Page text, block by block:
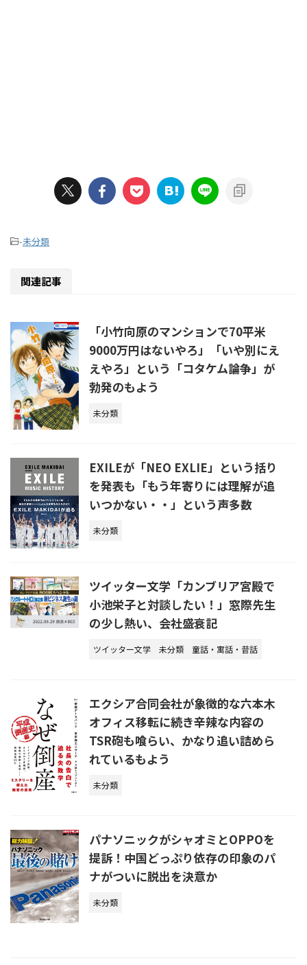
-未分類
関連記事
「小竹向原のマンションで70平米
9000万円はないやろ」「いや別にえ
えやろ」という「コタケム論争」が
勃発のもよう
未分類
EXILEが「NEO EXLIE」という括り
を発表も「もう年寄りには理解が追
いつかない・・」という声多数
未分類
ツイッター文学「カンブリア宮殿で
小池栄子と対談したい！」窓際先生
の少し熱い、会社盛衰記
ツイッター文学 未分類 童話・寓話・昔話
エクシア合同会社が象徴的な六本木
オフィス移転に続き辛辣な内容の
TSR砲も喰らい、かなり追い詰めら
れているもよう
未分類
パナソニックがシャオミとOPPOを
提訴！中国どっぷり依存の印象のパ
ナがついに脱出を決意か
未分類